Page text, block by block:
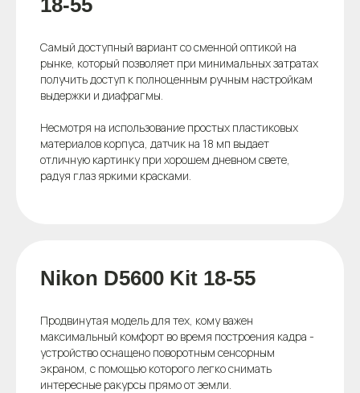
Самый доступный вариант со сменной оптикой на
рынке, который позволяет при минимальных затратах
получить доступ к полноценным ручным настройкам
выдержки и диафрагмы.
Несмотря на использование простых пластиковых
материалов корпуса, датчик на 18 мп выдает
отличную картинку при хорошем дневном свете,
радуя глаз яркими красками.
Nikon D5600 Kit 18-55
Продвинутая модель для тех, кому важен
максимальный комфорт во время построения кадра -
устройство оснащено поворотным сенсорным
экраном, с помощью которого легко снимать
интересные ракурсы прямо от земли.